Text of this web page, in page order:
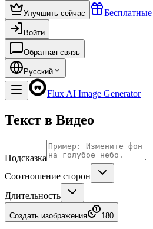
Улучшить сейчас
Войти
Обратная связь
Русский
Flux AI Image Generator
Текст в Видео
Подсказка
Соотношение сторон
Длительность
Создать изображения 180